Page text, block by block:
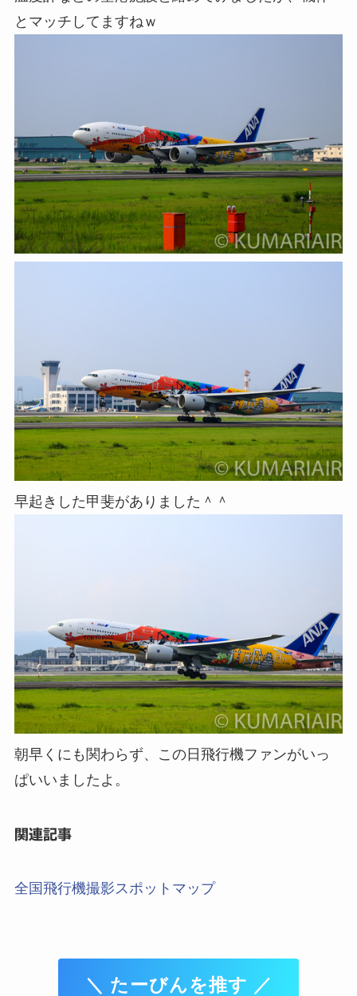
とマッチしてますねｗ
早起きした甲斐がありました＾＾
朝早くにも関わらず、この日飛行機ファンがいっ
ぱいいましたよ。
関連記事
全国飛行機撮影スポットマップ
＼ たーびんを推す ／